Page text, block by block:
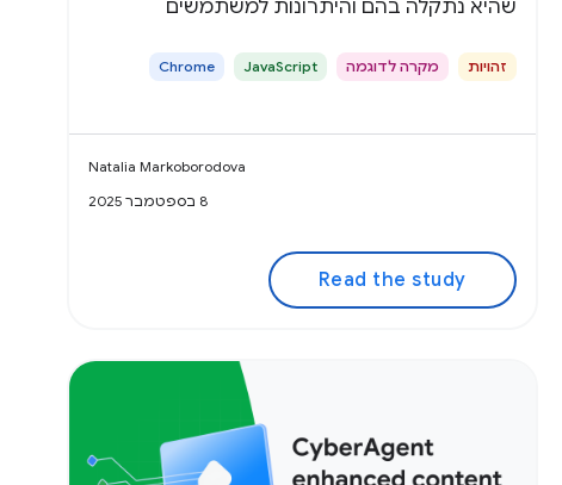
שהיא נתקלה בהם והיתרונות למשתמשים
זהויות מקרה לדוגמה JavaScript
Chrome
Natalia Markoborodova
8 בספטמבר 2025
Read the study